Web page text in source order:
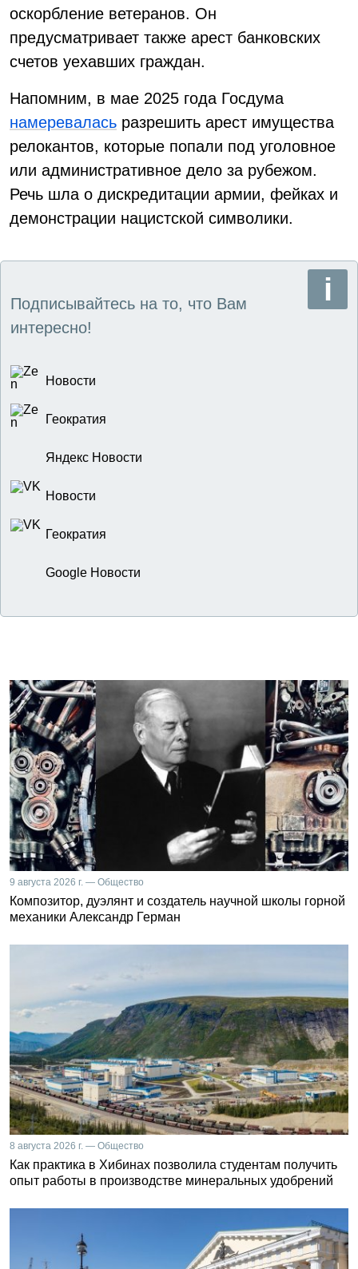
оскорбление ветеранов. Он
предусматривает также арест банковских
счетов уехавших граждан.
Напомним, в мае 2025 года Госдума
намеревалась разрешить арест имущества
релокантов, которые попали под уголовное
или административное дело за рубежом.
Речь шла о дискредитации армии, фейках и
демонстрации нацистской символики.
Подписывайтесь на то, что Вам
интересно!
Новости
Геократия
Яндекс Новости
Новости
Геократия
Google Новости
9 августа 2026 г. — Общество
Композитор, дуэлянт и создатель научной школы горной
механики Александр Герман
8 августа 2026 г. — Общество
Как практика в Хибинах позволила студентам получить
опыт работы в производстве минеральных удобрений